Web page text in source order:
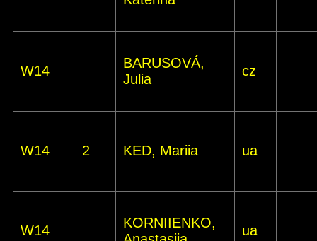
W14
BARUSOVÁ,
Julia
cz
W14 2 KED, Mariia ua
W14
KORNIIENKO,
ua